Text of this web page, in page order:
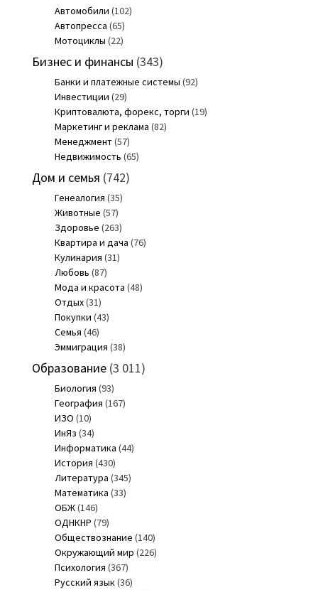
Автомобили (102)
Автопресса (65)
Мотоциклы (22)
Бизнес и финансы (343)
Банки и платежные системы (92)
Инвестиции (29)
Криптовалюта, форекс, торги (19)
Маркетинг и реклама (82)
Менеджмент(57)
Недвижимость (65)
Дом и семья (742)
Генеалогия (35)
Животные (57)
Здоровье (263)
Квартира и дача (76)
Кулинария (31)
Любовь (87)
Мода и красота (48)
Отдых(31)
Покупки (43)
Семья (46)
Эммиграция (38)
Образование(3 011)
Биология (93)
География (167)
ИЗО (10)
ИнЯз (34)
Информатика (44)
История (430)
Литература (345)
Математика (33)
ОБЖ(146)
ОДНКНР (79)
Обществознание (140)
Окружающий мир (226)
Психология (367)
Русский язык(36)